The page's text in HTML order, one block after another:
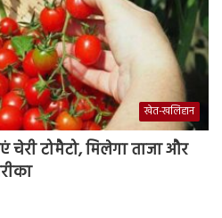
खेत-खलिहान
टोमैटो, मिलेगा ताजा और